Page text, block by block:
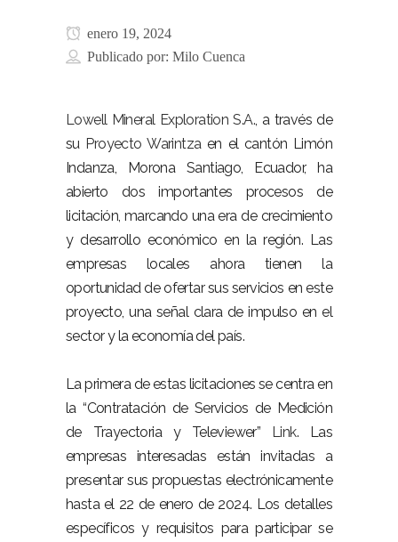
enero 19, 2024
Publicado por: Milo Cuenca
Lowell Mineral Exploration S.A., a través de
su Proyecto Warintzaen el cantón Limón
Indanza, Morona Santiago, Ecuador, ha
abierto dos importantes procesos de
licitación, marcando una era de crecimiento
y desarrollo económico en la región. Las
empresas locales ahora tienen la
oportunidad de ofertar sus servicios en este
proyecto, una señal clara de impulso en el
sector y la economía del país.
La primera de estas licitaciones se centra en
la “Contratación de Servicios de Medición
de Trayectoria y Televiewer” Link. Las
empresas interesadas están invitadas a
presentar sus propuestas electrónicamente
hasta el 22 de enero de 2024. Los detalles
específicos y requisitos para participar se